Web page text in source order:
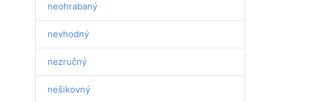
neohrabaný
nevhodný
nezručný
nešikovný